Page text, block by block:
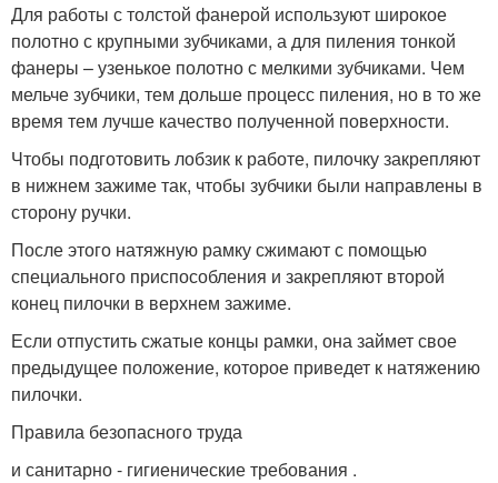
Для работы с толстой фанерой используют ши­рокое
полотно с крупными зубчиками, а для пиления тонкой
фанеры – узенькое полотно с мелкими зубчиками. Чем
мельче зубчики, тем дольше процесс пиления, но в то же
время тем луч­ше качество полученной поверхности.
Чтобы подготовить лобзик к работе, пилочку закрепляют
в нижнем зажиме так, чтобы зубчики были направлены в
сторону ручки.
После этого натяжную рамку сжимают с помощью
специаль­ного приспособления и закрепляют второй
конец пилочки в верх­нем зажиме.
Если отпустить сжатые концы рамки, она займет свое
преды­дущее положение, которое приведет к натяжению
пилочки.
Правила безопасного труда
и санитарно - гигиенические требования .